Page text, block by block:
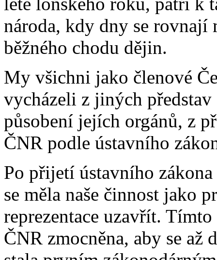
národa, kdy dny se rovnají
běžného chodu dějin.
My všichni jako členové
vycházeli z jiných
působení jejích orgánů, z
ČNR podle ústavního
Po přijetí ústavního
se měla naše činnost jako
reprezentace uzavřít.
ČNR zmocněna, aby se až